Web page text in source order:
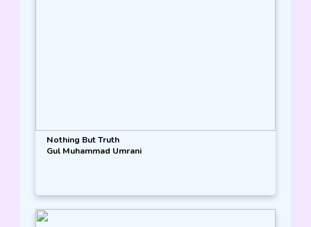
Nothing But Truth
Gul Muhammad Umrani